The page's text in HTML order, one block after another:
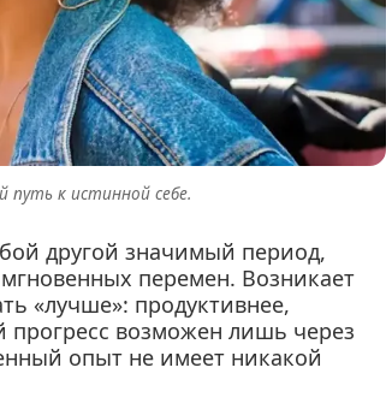
путь к истинной себе.
другой значимый период,
перемен. Возникает
«лучше»: продуктивнее,
возможен лишь через
опыт не имеет никакой